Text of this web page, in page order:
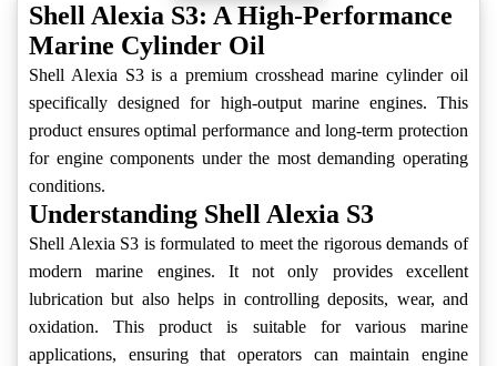
Shell Alexia S3: A High-Performance
Marine Cylinder Oil
Shell Alexia S3 is a premium crosshead marine cylinder oil
specifically designed for high-output marine engines. This
product ensures optimal performance and long-term protection
for engine components under the most demanding operating
conditions.
Understanding Shell Alexia S3
Shell Alexia S3 is formulated to meet the rigorous demands of
modern marine engines. It not only provides excellent
lubrication but also helps in controlling deposits, wear, and
oxidation. This product is suitable for various marine
applications, ensuring that operators can maintain engine